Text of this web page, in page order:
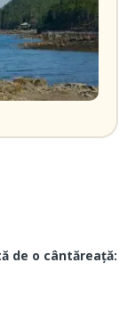
de o cântăreață: